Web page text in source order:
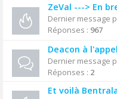
ZeVal ---> En
Dernier message
Réponses : 967
Deacon à l'appel
Dernier message
Réponses : 2
Et voilà